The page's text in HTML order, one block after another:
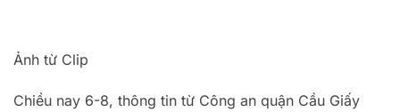
Ảnh từ Clip
Chiều nay 6-8, thông tin từ Công an quận Cầu Giấy